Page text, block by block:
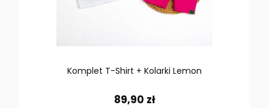
Komplet T-Shirt + Kolarki Lemon
89,90 zł